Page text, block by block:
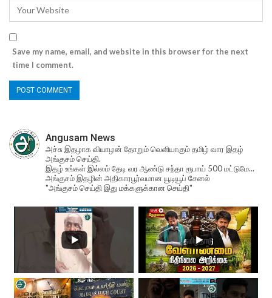
Save my name, email, and website in this browser for the next
time I comment.
Angusam News
அச்சு இதழாக வியாழன் தோறும் வெளியாகும் தமிழ் வார இதழ்
அங்குசம் செய்தி.
இதழ் உங்கள் இல்லம் தேடி வர ஆண்டு சந்தா ரூபாய் 500 மட்டுமே...
அங்குசம் இதழின் அதிகாரபூர்வமான யூடியூப் சேனல்
"அங்குசம் செய்தி இது மக்களுக்கான செய்தி"